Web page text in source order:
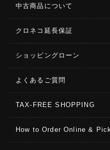
中古商品について
クロネコ延長保証
ショッピングローン
よくあるご質問
TAX-FREE SHOPPING
How to Order Online &